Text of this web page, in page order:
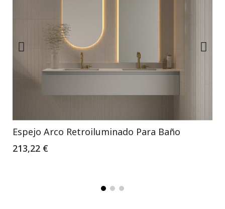
Espejo Arco Retroiluminado Para Baño
213,22 €